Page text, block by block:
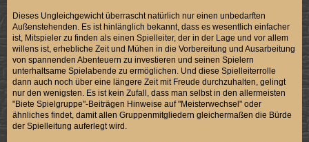
Dieses Ungleichgewicht überrascht natürlich nur einen unbedarften
Außenstehenden. Es ist hinlänglich bekannt, dass es wesentlich einfacher
ist, Mitspieler zu finden als einen Spielleiter, der in der Lage und vor allem
willens ist, erhebliche Zeit und Mühen in die Vorbereitung und Ausarbeitung
von spannenden Abenteuern zu investieren und seinen Spielern
unterhaltsame Spielabende zu ermöglichen. Und diese Spielleiterrolle
dann auch noch über eine längere Zeit mit Freude durchzuhalten, gelingt
nur den wenigsten. Es ist kein Zufall, dass man selbst in den allermeisten
"Biete Spielgruppe"-Beiträgen Hinweise auf "Meisterwechsel" oder
ähnliches findet, damit allen Gruppenmitgliedern gleichermaßen die Bürde
der Spielleitung auferlegt wird.